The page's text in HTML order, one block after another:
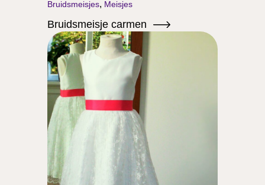
Bruidsmeisjes, Meisjes
Bruidsmeisje carmen